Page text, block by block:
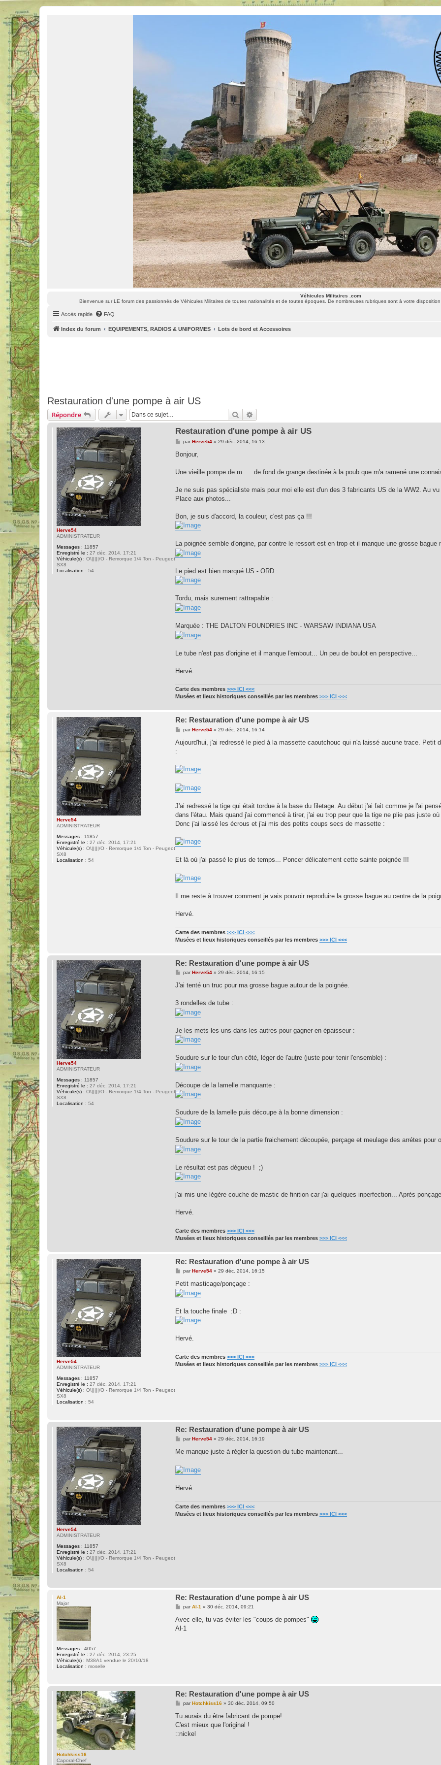
Bienvenue sur LE forum des passionnés de Véhicules Militaires de toutes nationalités et de toutes époques. De nombreuses rubriques sont à votre disposition pour
Véhicules Militaires .com
Bienvenue sur LE forum des passionnés de Véhicules Militaires de toutes nationalités et de toutes époques. De nombreuses rubriques sont à votre
Accès rapide FAQ
Index du forum EQUIPEMENTS, RADIOS & UNIFORMES Lots de bord et Accessoires
Restauration d'une pompe à air US
Répondre Rechercher
Herve54
ADMINISTRATEUR
Messages : 11857
Enregistré le : 27 déc. 2014, 17:21
Véhicule(s) : O\|||||/O - Remorque 1/4 Ton - Peugeot
SX8
Localisation : 54
Restauration d'une pompe à air US
M
s
g
parHerve54» 29 déc. 2014, 16:13
Bonjour,
Une vieille pompe de m..... de fond de grange destinée à la poub que m'a ramené une
Je ne suis pas spécialiste mais pour moi elle est d'un des 3 fabricants US de la WW2. Au
Place aux photos...
Bon, je suis d'accord, la couleur, c'est pas ça !!!
La poignée semble d'origine, par contre le ressort est en trop et il manque une grosse bague
Le pied est bien marqué US - ORD :
Tordu, mais surement rattrapable :
Marquée : THE DALTON FOUNDRIES INC - WARSAW INDIANA USA
Le tube n'est pas d'origine et il manque l'embout... Un peu de boulot en perspective...
Hervé.
Carte des membres>>> ICI <<<
Musées et lieux historiques conseillés par les membres>>> ICI <<<
Herve54
ADMINISTRATEUR
Messages : 11857
Enregistré le : 27 déc. 2014, 17:21
Véhicule(s) : O\|||||/O - Remorque 1/4 Ton - Peugeot
SX8
Localisation : 54
Re: Restauration d'une pompe à air US
M
s
s
e
parHerve54» 29 déc. 2014, 16:14
Aujourd'hui, j'ai redressé le pied à la massette caoutchouc qui n'a laissé aucune trace. Petit
:
J'ai redressé la tige qui était tordue à la base du filetage. Au début j'ai fait comme je l'ai
dans l'étau. Mais quand j'ai commencé à tirer, j'ai eu trop peur que la tige ne plie pas juste
Donc j'ai laissé les écrous et j'ai mis des petits coups secs de massette :
Et là où j'ai passé le plus de temps... Poncer délicatement cette sainte poignée !!!
Il me reste à trouver comment je vais pouvoir reproduire la grosse bague au centre de la
Hervé.
Carte des membres>>> ICI <<<
Musées et lieux historiques conseillés par les membres>>> ICI <<<
Herve54
ADMINISTRATEUR
Messages : 11857
Enregistré le : 27 déc. 2014, 17:21
Véhicule(s) : O\|||||/O - Remorque 1/4 Ton - Peugeot
SX8
Localisation : 54
Re: Restauration d'une pompe à air US
M
s
g
e
parHerve54» 29 déc. 2014, 16:15
J'ai tenté un truc pour ma grosse bague autour de la poignée.
3 rondelles de tube :
Je les mets les uns dans les autres pour gagner en épaisseur :
Soudure sur le tour d'un côté, léger de l'autre (juste pour tenir l'ensemble) :
Découpe de la lamelle manquante :
Soudure de la lamelle puis découpe à la bonne dimension :
Soudure sur le tour de la partie fraichement découpée, perçage et meulage des arrétes pour
Le résultat est pas dégueu ! ;)
j'ai mis une légére couche de mastic de finition car j'ai quelques inperfection... Après
Hervé.
Carte des membres>>> ICI <<<
Musées et lieux historiques conseillés par les membres>>> ICI <<<
Herve54
ADMINISTRATEUR
Messages : 11857
Enregistré le : 27 déc. 2014, 17:21
Véhicule(s) : O\|||||/O - Remorque 1/4 Ton - Peugeot
SX8
Localisation : 54
Re: Restauration d'une pompe à air US
M
s
s
a
g
parHerve54» 29 déc. 2014, 16:15
Petit masticage/ponçage :
Et la touche finale :D :
Hervé.
Carte des membres>>> ICI <<<
Musées et lieux historiques conseillés par les membres>>> ICI <<<
Herve54
ADMINISTRATEUR
Messages : 11857
Enregistré le : 27 déc. 2014, 17:21
Véhicule(s) : O\|||||/O - Remorque 1/4 Ton - Peugeot
SX8
Localisation : 54
Re: Restauration d'une pompe à air US
M
s
g
e
parHerve54» 29 déc. 2014, 16:19
Me manque juste à régler la question du tube maintenant...
Hervé.
Carte des membres>>> ICI <<<
Musées et lieux historiques conseillés par les membres>>> ICI <<<
Al-1
Major
Messages : 4057
Enregistré le : 27 déc. 2014, 23:25
Véhicule(s) : M38A1 vendue le 20/10/18
Localisation : moselle
Re: Restauration d'une pompe à air US
M
s
a
parAl-1» 30 déc. 2014, 09:21
Avec elle, tu vas éviter les "coups de pompes"
Al-1
Hotchkiss16
Caporal-Chef
Re: Restauration d'une pompe à air US
M
s
a
g
parHotchkiss16» 30 déc. 2014, 09:50
Tu aurais du être fabricant de pompe!
C'est mieux que l'original !
::nickel